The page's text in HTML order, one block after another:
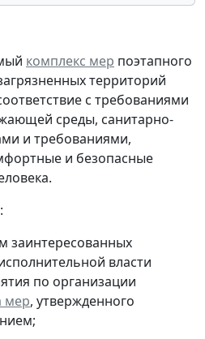
комплекс мер поэтапного
территорий
с требованиями
среды, санитарно-
и требованиями,
и безопасные
заинтересованных
власти
по организации
мер, утвержденного